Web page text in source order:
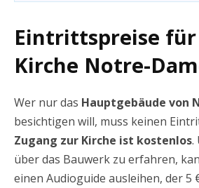
Eintrittspreise
Kirche Notre-
Wer nur das Hauptgebäude von
besichtigen will, muss keinen
Zugang zur Kirche ist kostenlos.
über das Bauwerk zu erfahren,
einen Audioguide ausleihen, der 5